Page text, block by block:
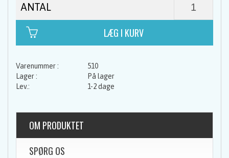
ANTAL
510
På lager
1-2 dage
OM PRODUKTET
SPØRG OS